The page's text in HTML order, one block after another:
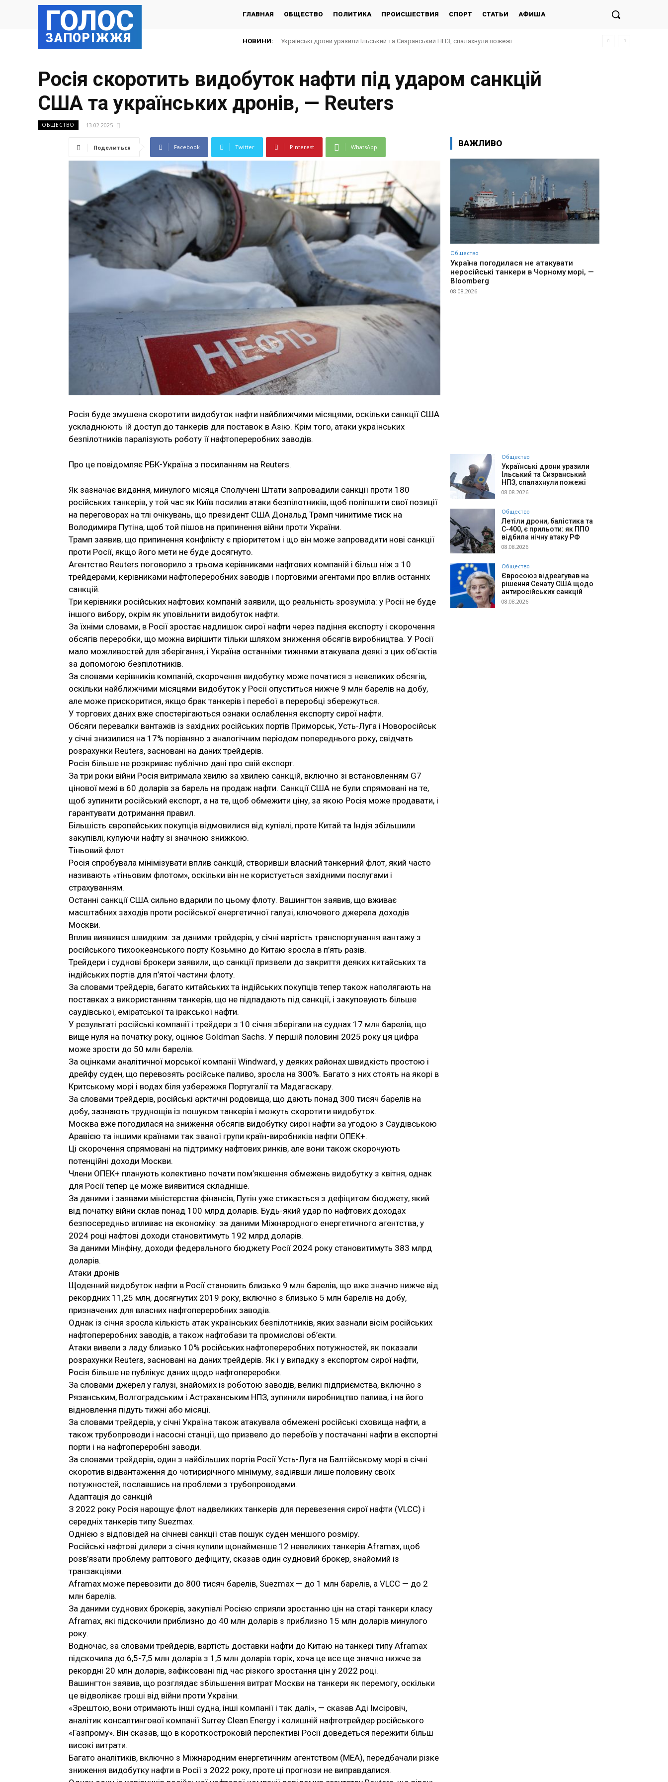
ГОЛОС
ЗАПОРІЖЖЯ
ГЛАВНАЯ ОБЩЕСТВО ПОЛИТИКА ПРОИСШЕСТВИЯ СПОРТ СТАТЬИ АФИША
НОВИНИ: Українські дрони уразили Ільський та Сизранський НПЗ, спалахнули пожежі
Росія скоротить видобуток нафти під ударом санкцій
США та українських дронів, — Reuters
ОБЩЕСТВО 13.02.2025
Поделиться Facebook Twitter Pinterest WhatsApp
Росія буде змушена скоротити видобуток нафти найближчими місяцями, оскільки санкції США
ускладнюють їй доступ до танкерів для поставок в Азію. Крім того, атаки українських
безпілотників паралізують роботу її нафтопереробних заводів.
Про це повідомляє РБК-Україна з посиланням на Reuters.
Як зазначає видання, минулого місяця Сполучені Штати запровадили санкції проти 180
російських танкерів, у той час як Київ посилив атаки безпілотників, щоб поліпшити свої позиції
на переговорах на тлі очікувань, що президент США Дональд Трамп чинитиме тиск на
Володимира Путіна, щоб той пішов на припинення війни проти України.
Трамп заявив, що припинення конфлікту є пріоритетом і що він може запровадити нові санкції
проти Росії, якщо його мети не буде досягнуто.
Агентство Reuters поговорило з трьома керівниками нафтових компаній і більш ніж з 10
трейдерами, керівниками нафтопереробних заводів і портовими агентами про вплив останніх
санкцій.
Три керівники російських нафтових компаній заявили, що реальність зрозуміла: у Росії не буде
іншого вибору, окрім як уповільнити видобуток нафти.
За їхніми словами, в Росії зростає надлишок сирої нафти через падіння експорту і скорочення
обсягів переробки, що можна вирішити тільки шляхом зниження обсягів виробництва. У Росії
мало можливостей для зберігання, і Україна останніми тижнями атакувала деякі з цих об’єктів
за допомогою безпілотників.
За словами керівників компаній, скорочення видобутку може початися з невеликих обсягів,
оскільки найближчими місяцями видобуток у Росії опуститься нижче 9 млн барелів на добу,
але може прискоритися, якщо брак танкерів і перебої в переробці збережуться.
У торгових даних вже спостерігаються ознаки ослаблення експорту сирої нафти.
Обсяги перевалки вантажів із західних російських портів Приморськ, Усть-Луга і Новоросійськ
у січні знизилися на 17% порівняно з аналогічним періодом попереднього року, свідчать
розрахунки Reuters, засновані на даних трейдерів.
Росія більше не розкриває публічно дані про свій експорт.
За три роки війни Росія витримала хвилю за хвилею санкцій, включно зі встановленням G7
цінової межі в 60 доларів за барель на продаж нафти. Санкції США не були спрямовані на те,
щоб зупинити російський експорт, а на те, щоб обмежити ціну, за якою Росія може продавати, і
гарантувати дотримання правил.
Більшість європейських покупців відмовилися від купівлі, проте Китай та Індія збільшили
закупівлі, купуючи нафту зі значною знижкою.
Тіньовий флот
Росія спробувала мінімізувати вплив санкцій, створивши власний танкерний флот, який часто
називають «тіньовим флотом», оскільки він не користується західними послугами і
страхуванням.
Останні санкції США сильно вдарили по цьому флоту. Вашингтон заявив, що вживає
масштабних заходів проти російської енергетичної галузі, ключового джерела доходів
Москви.
Вплив виявився швидким: за даними трейдерів, у січні вартість транспортування вантажу з
російського тихоокеанського порту Козьміно до Китаю зросла в п’ять разів.
Трейдери і суднові брокери заявили, що санкції призвели до закриття деяких китайських та
індійських портів для п’ятої частини флоту.
За словами трейдерів, багато китайських та індійських покупців тепер також наполягають на
поставках з використанням танкерів, що не підпадають під санкції, і закуповують більше
саудівської, еміратської та іракської нафти.
У результаті російські компанії і трейдери з 10 січня зберігали на суднах 17 млн барелів, що
вище нуля на початку року, оцінює Goldman Sachs. У першій половині 2025 року ця цифра
може зрости до 50 млн барелів.
За оцінками аналітичної морської компанії Windward, у деяких районах швидкість простою і
дрейфу суден, що перевозять російське паливо, зросла на 300%. Багато з них стоять на якорі в
Критському морі і водах біля узбережжя Португалії та Мадагаскару.
За словами трейдерів, російські арктичні родовища, що дають понад 300 тисяч барелів на
добу, зазнають труднощів із пошуком танкерів і можуть скоротити видобуток.
Москва вже погодилася на зниження обсягів видобутку сирої нафти за угодою з Саудівською
Аравією та іншими країнами так званої групи країн-виробників нафти ОПЕК+.
Ці скорочення спрямовані на підтримку нафтових ринків, але вони також скорочують
потенційні доходи Москви.
Члени ОПЕК+ планують колективно почати пом’якшення обмежень видобутку з квітня, однак
для Росії тепер це може виявитися складніше.
За даними і заявами міністерства фінансів, Путін уже стикається з дефіцитом бюджету, який
від початку війни склав понад 100 млрд доларів. Будь-який удар по нафтових доходах
безпосередньо впливає на економіку: за даними Міжнародного енергетичного агентства, у
2024 році нафтові доходи становитимуть 192 млрд доларів.
За даними Мінфіну, доходи федерального бюджету Росії 2024 року становитимуть 383 млрд
доларів.
Атаки дронів
Щоденний видобуток нафти в Росії становить близько 9 млн барелів, що вже значно нижче від
рекордних 11,25 млн, досягнутих 2019 року, включно з близько 5 млн барелів на добу,
призначених для власних нафтопереробних заводів.
Однак із січня зросла кількість атак українських безпілотників, яких зазнали вісім російських
нафтопереробних заводів, а також нафтобази та промислові об’єкти.
Атаки вивели з ладу близько 10% російських нафтопереробних потужностей, як показали
розрахунки Reuters, засновані на даних трейдерів. Як і у випадку з експортом сирої нафти,
Росія більше не публікує даних щодо нафтопереробки.
За словами джерел у галузі, знайомих із роботою заводів, великі підприємства, включно з
Рязанським, Волгоградським і Астраханським НПЗ, зупинили виробництво палива, і на його
відновлення підуть тижні або місяці.
За словами трейдерів, у січні Україна також атакувала обмежені російські сховища нафти, а
також трубопроводи і насосні станції, що призвело до перебоїв у постачанні нафти в експортні
порти і на нафтопереробні заводи.
За словами трейдерів, один з найбільших портів Росії Усть-Луга на Балтійському морі в січні
скоротив відвантаження до чотирирічного мінімуму, задіявши лише половину своїх
потужностей, пославшись на проблеми з трубопроводами.
Адаптація до санкцій
З 2022 року Росія нарощує флот надвеликих танкерів для перевезення сирої нафти (VLCC) і
середніх танкерів типу Suezmax.
Однією з відповідей на січневі санкції став пошук суден меншого розміру.
Російські нафтові дилери з січня купили щонайменше 12 невеликих танкерів Aframax, щоб
розв’язати проблему раптового дефіциту, сказав один судновий брокер, знайомий із
транзакціями.
Aframax може перевозити до 800 тисяч барелів, Suezmax — до 1 млн барелів, а VLCC — до 2
млн барелів.
За даними суднових брокерів, закупівлі Росією сприяли зростанню цін на старі танкери класу
Aframax, які підскочили приблизно до 40 млн доларів з приблизно 15 млн доларів минулого
року.
Водночас, за словами трейдерів, вартість доставки нафти до Китаю на танкері типу Aframax
підскочила до 6,5-7,5 млн доларів з 1,5 млн доларів торік, хоча це все ще значно нижче за
рекордні 20 млн доларів, зафіксовані під час різкого зростання цін у 2022 році.
Вашингтон заявив, що розглядає збільшення витрат Москви на танкери як перемогу, оскільки
це відволікає гроші від війни проти України.
«Зрештою, вони отримають інші судна, інші компанії і так далі», — сказав Аді Імсіровіч,
аналітик консалтингової компанії Surrey Clean Energy і колишній нафтотрейдер російського
«Газпрому». Він сказав, що в короткостроковій перспективі Росії доведеться пережити більш
високі витрати.
Багато аналітиків, включно з Міжнародним енергетичним агентством (МЕА), передбачали різке
зниження видобутку нафти в Росії з 2022 року, проте ці прогнози не виправдалися.
ВАЖЛИВО
Общество
Україна погодилася не атакувати
неросійські танкери в Чорному морі, —
Bloomberg
08.08.2026
Общество
Українські дрони уразили
Ільський та Сизранський
НПЗ, спалахнули пожежі
08.08.2026
Общество
Летіли дрони, балістика та
С-400, є прильоти: як ППО
відбила нічну атаку РФ
08.08.2026
Общество
Євросоюз відреагував на
рішення Сенату США щодо
антиросійських санкцій
08.08.2026